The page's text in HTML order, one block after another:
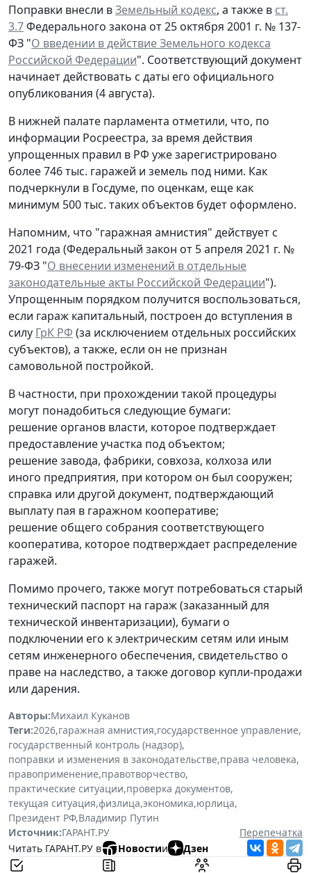
Поправки внесли вЗемельный кодекс, а также в ст.
3.7Федерального закона от 25 октября 2001 г. № 137-
ФЗ "О введении в действие Земельного кодекса
Российской Федерации". Соответствующий документ
начинает действовать с даты его официального
опубликования (4 августа).
В нижней палате парламента отметили, что, по
информации Росреестра, за время действия
упрощенных правил в РФ уже зарегистрировано
более 746 тыс. гаражей и земель под ними. Как
подчеркнули в Госдуме, по оценкам, еще как
минимум 500 тыс. таких объектов будет оформлено.
Напомним, что "гаражная амнистия" действует с
2021 года (Федеральный закон от 5 апреля 2021 г. №
79-ФЗ "О внесении изменений в отдельные
законодательные акты Российской Федерации").
Упрощенным порядком получится воспользоваться,
если гараж капитальный, построен до вступления в
силу ГрК РФ (за исключением отдельных российских
субъектов), а также, если он не признан
самовольной постройкой.
В частности, при прохождении такой процедуры
могут понадобиться следующие бумаги:
решение органов власти, которое подтверждает
предоставление участка под объектом;
решение завода, фабрики, совхоза, колхоза или
иного предприятия, при котором он был сооружен;
справка или другой документ, подтверждающий
выплату пая в гаражном кооперативе;
решение общего собрания соответствующего
кооператива, которое подтверждает распределение
гаражей.
Помимо прочего, также могут потребоваться старый
технический паспорт на гараж (заказанный для
технической инвентаризации), бумаги о
подключении его к электрическим сетям или иным
сетям инженерного обеспечения, свидетельство о
праве на наследство, а также договор купли-продажи
или дарения.
Авторы:Михаил Куканов
Теги:2026,гаражная амнистия,государственное управление,
государственный контроль (надзор),
поправки и изменения в законодательстве,права человека,
правоприменение,правотворчество,
практические ситуации,проверка документов,
текущая ситуация,физлица,экономика,юрлица,
Президент РФ,Владимир Путин
Источник:ГАРАНТ.РУ
Перепечатка
Читать ГАРАНТ.РУ в
Новостии Дзен